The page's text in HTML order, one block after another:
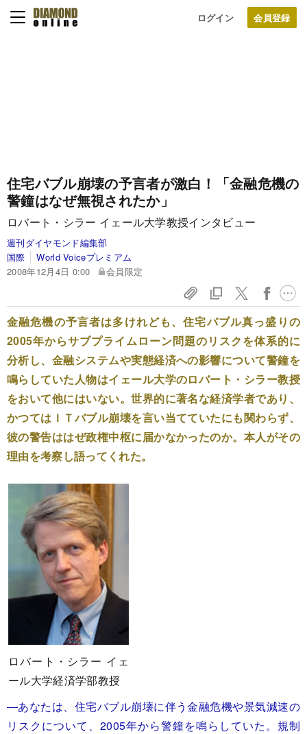
ログイン
住宅バブル崩壊の予言者が激白！
「金融危機の
警鐘はなぜ無視されたか」
ロバート・シラー イェール大学教授インタビュー
週刊ダイヤモンド編集部
国際
World Voiceプレミアム
2008年12月4日 0:00
会員限定
金融危機の予言者は多けれども、住宅バブル真っ盛りの
2005年からサブプライムローン問題のリスクを体系的に
分析し、金融システムや実態経済への影響について警鐘を
鳴らしていた人物はイェール大学のロバート・シラー教授
をおいて他にはいない。世界的に著名な経済学者であり、
かつてはＩＴバブル崩壊を言い当てていたにも関わらず、
彼の警告ははぜ政権中枢に届かなかったのか。本人がその
理由を考察し語ってくれた。
ロバート・シラー イェ
ール大学経済学部教授
―あなたは、住宅バブル崩壊に伴う金融危機や景気減速の
リスクについて、2005年から警鐘を鳴らしていた。規制